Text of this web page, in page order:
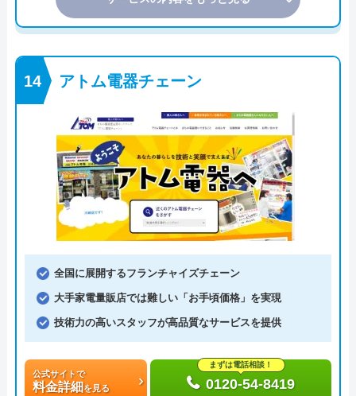
アトム電器チェーン
全国に展開するフランチャイズチェーン
大手家電量販店では難しい「お手頃価格」を実現
技術力の高いスタッフが高品質なサービスを提供
公式サイトで
料金詳細を見る
まずは電話相談！
0120-54-8419